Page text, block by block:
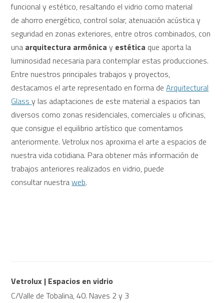
funcional y estético, resaltando el vidrio como material
de ahorro energético, control solar, atenuación acústica y
seguridad en zonas exteriores, entre otros combinados, con
una arquitectura armónica y estética que aporta la
luminosidad necesaria para contemplar estas producciones.
Entre nuestros principales trabajos y proyectos,
destacamos el arte representado en forma deArquitectural
Glassy las adaptaciones de este material a espacios tan
diversos como zonas residenciales, comerciales u oficinas,
que consigue el equilibrio artístico que comentamos
anteriormente. Vetrolux nos aproxima el arte a espacios de
nuestra vida cotidiana. Para obtener más información de
trabajos anteriores realizados en vidrio, puede
consultar nuestraweb.
Vetrolux | Espacios en vidrio
C/Valle de Tobalina, 40. Naves 2 y 3